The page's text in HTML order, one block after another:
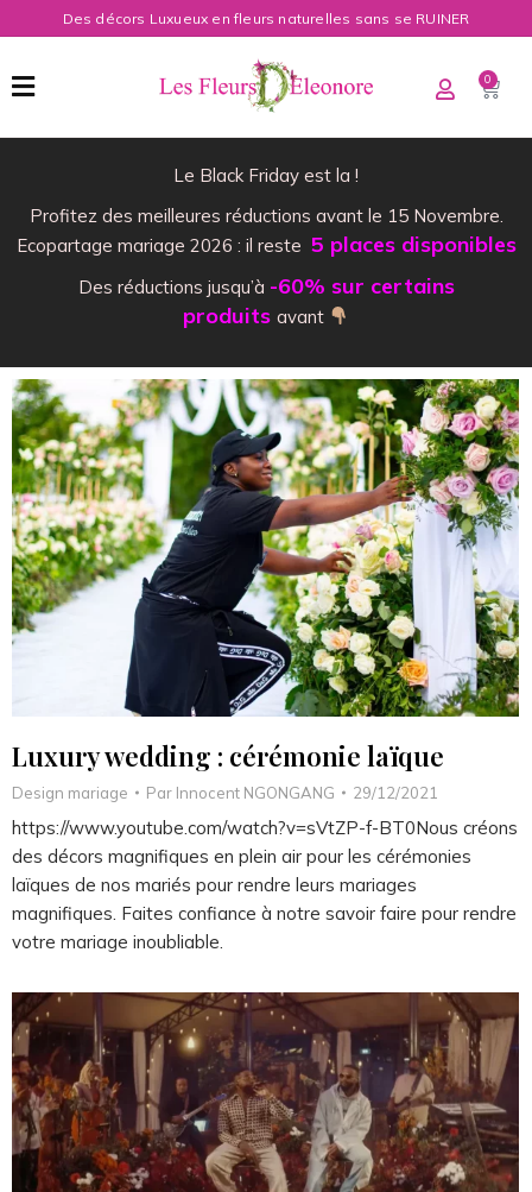
Des décors Luxueux en fleurs naturelles sans se RUINER
0
Le Black Friday est la !
Profitez des meilleures réductions avant le 15 Novembre.
Ecopartage mariage 2026 : il reste 5 places disponibles
Des réductions jusqu’à -60% sur certains
produits avant
Luxury wedding : cérémonie laïque
Design mariage Par Innocent NGONGANG 29/12/2021
https://www.youtube.com/watch?v=sVtZP-f-BT0Nous créons
des décors magnifiques en plein air pour les cérémonies
laïques de nos mariés pour rendre leurs mariages
magnifiques. Faites confiance à notre savoir faire pour rendre
votre mariage inoubliable.